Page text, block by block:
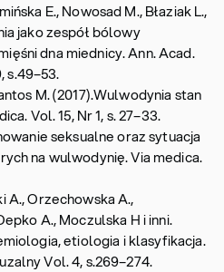
E., Nowosad M., Błaziak L.,
jako zespół bólowy
dna miednicy. Ann. Acad.
s.49–53.
M. (2017).Wulwodynia stan
Vol. 15, Nr 1, s. 27–33.
seksualne oraz sytuacja
na wulwodynię. Via medica.
A., Orzechowska A.,
A., Moczulska H i inni.
etiologia i klasyfikacja.
Vol. 4, s.269–274.